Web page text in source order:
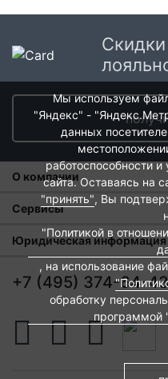
Скидки
О компании
О нас
Магазины
Новости
Контакты
Вакансии
Сервисы
Оплата и тарифы доставки
Обмен и возврат
Евродом-бонус
Подарочные сертификаты
Юридическая информация
Пользовательское соглашение
Политика обработки
Политика cookies
+7 (495) 374-64-43
Мы используем
"Яндекс" -
данных
работоспособности
сайта. Оставаясь на
"принять", Вы
"Политикой в
, на использование
обработку
программой